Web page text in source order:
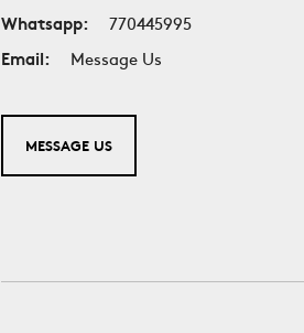
Whatsapp:
770445995
Email:
Message Us
MESSAGE US